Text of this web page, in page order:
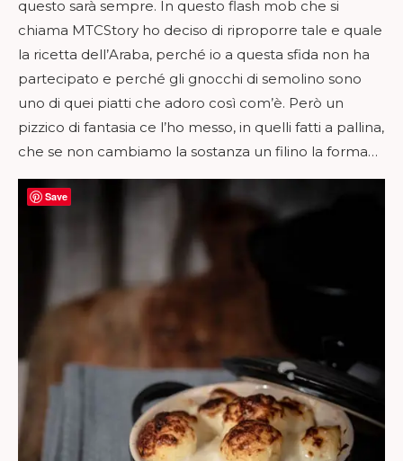
questo sarà sempre. In questo flash mob che si
chiama MTCStory ho deciso di riproporre tale e quale
la ricetta dell’Araba, perché io a questa sfida non ha
partecipato e perché gli gnocchi di semolino sono
uno di quei piatti che adoro così com’è. Però un
pizzico di fantasia ce l’ho messo, in quelli fatti a pallina,
che se non cambiamo la sostanza un filino la forma…
Save